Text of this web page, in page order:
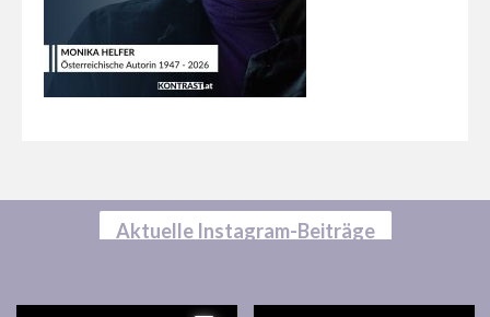
Aktuelle Instagram-Beiträge